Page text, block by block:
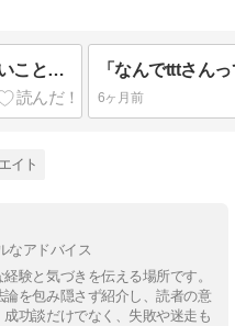
知らない、わからない、できないことが多い？そんなん最高やん！！って話
6ヶ月前
イト
なアドバイス
験と気づきを伝える場所です。
を包み隠さず紹介し、読者の意
功談だけでなく、失敗や迷走も